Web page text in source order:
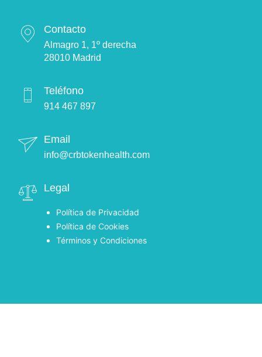
Contacto
Almagro 1, 1º derecha
28010 Madrid
Teléfono
914 467 897
Email
info@crbtokenhealth.com
Legal
Política de Privacidad
Política de Cookies
Términos y Condiciones